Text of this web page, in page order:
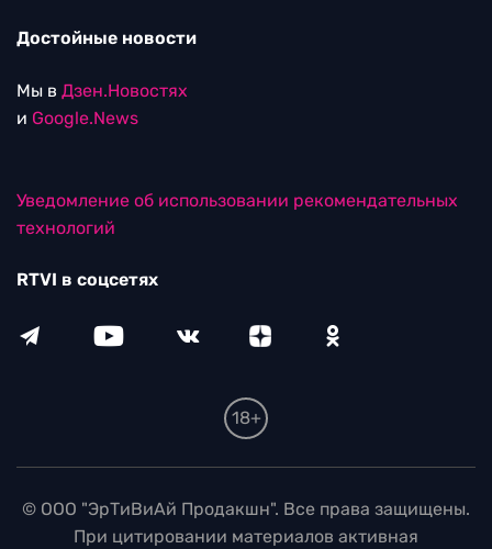
Достойные новости
Мы в Дзен.Новостях
и Google.News
Уведомление об использовании рекомендательных
технологий
RTVI в соцсетях
18+
© ООО "ЭрТиВиАй Продакшн". Все права защищены.
При цитировании материалов активная